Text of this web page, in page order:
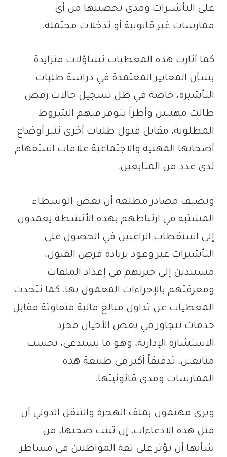
على التأشيرات ومدى تحصينها من أي
ممارسات غير قانونية أو تدخلات محتملة.
كما أثارت هذه المعطيات تساؤلات متزايدة
بشأن المعايير المعتمدة في دراسة طلبات
التأشيرة، خاصة في ظل تسجيل حالات رفض
طالت مهنيين وأطراً تتوفر فيهم الشروط
المطلوبة، مقابل قبول طلبات أخرى تثير أوضاع
أصحابها المهنية والاجتماعية علامات استفهام
لدى عدد من المتابعين.
وتضيف مصادر مطلعة أن بعض الوسطاء
المشتبه في ارتباطهم بهذه الأنشطة يعمدون
إلى استقطاب الراغبين في الحصول على
التأشيرات عبر وعود بزيادة فرص القبول،
مستندين إلى خبرتهم في إعداد الملفات
ومعرفتهم بالإجراءات المعمول بها. كما تتحدث
المعطيات عن تداول مبالغ مالية متفاوتة مقابل
خدمات تتجاوز في بعض الأحيان مجرد
الاستشارة الإدارية، وهو ما يستدعي، بحسب
متابعين، تدقيقاً أكبر في طبيعة هذه
الممارسات ومدى قانونيتها.
ويرى مهتمون بملف الهجرة والتنقل الدولي أن
مثل هذه الادعاءات، إن ثبتت صحتها، من
شأنها أن تؤثر على ثقة المواطنين في مساطر